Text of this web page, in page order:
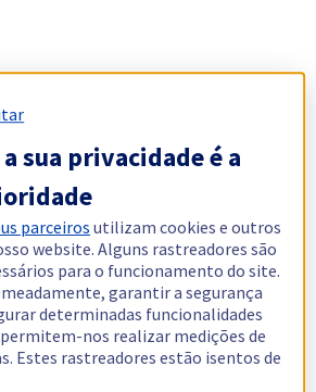
sua privacidade é a
parceiros utilizam cookies e outros
website. Alguns rastreadores são
para o funcionamento do site.
garantir a segurança
determinadas funcionalidades
nos realizar medições de
Estes rastreadores estão isentos de